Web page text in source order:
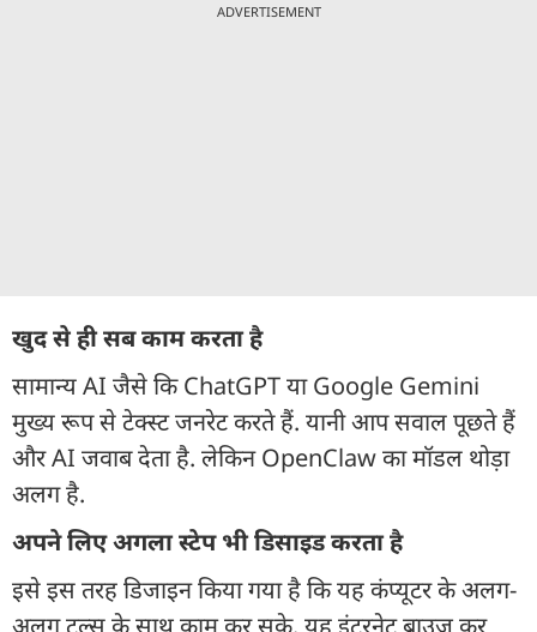
ADVERTISEMENT
खुद से ही सब काम करता है
सामान्य AI जैसे कि ChatGPT या Google Gemini
मुख्य रूप से टेक्स्ट जनरेट करते हैं. यानी आप सवाल पूछते हैं
और AI जवाब देता है. लेकिन OpenClaw का मॉडल थोड़ा
अलग है.
अपने लिए अगला स्टेप भी डिसाइड करता है
इसे इस तरह डिजाइन किया गया है कि यह कंप्यूटर के अलग-
अलग टूल्स के साथ काम कर सके. यह इंटरनेट ब्राउज़ कर